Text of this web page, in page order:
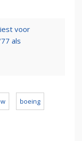
voor
als
boeing